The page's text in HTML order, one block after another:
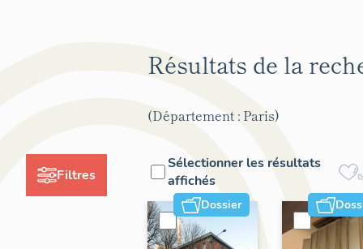
Filtres
Résultats de la
(Département : Paris)
Sélectionner les résultats
affichés
Dossier